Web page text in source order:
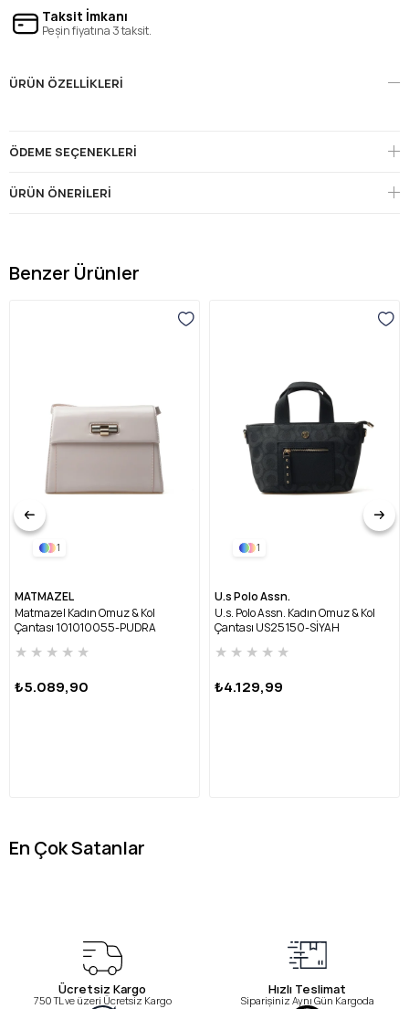
Taksit İmkanı
Peşin fiyatına 3 taksit.
ÜRÜN ÖZELLIKLERI
ÖDEME SEÇENEKLERI
ÜRÜN ÖNERILERI
Benzer Ürünler
1
MATMAZEL
Matmazel Kadın Omuz & Kol
Çantası 101010055-PUDRA
★ ★ ★ ★ ★
₺5.089,90
1
U.s Polo Assn.
U.s. Polo Assn. Kadın Omuz & Kol
Çantası US25150-SİYAH
★ ★ ★ ★ ★
₺4.129,99
En Çok Satanlar
Ücretsiz Kargo
750 TL ve üzeri Ücretsiz Kargo
Hızlı Teslimat
Siparişiniz Aynı Gün Kargoda